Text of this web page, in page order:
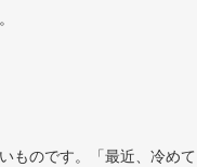
ものです。「最近、冷めて